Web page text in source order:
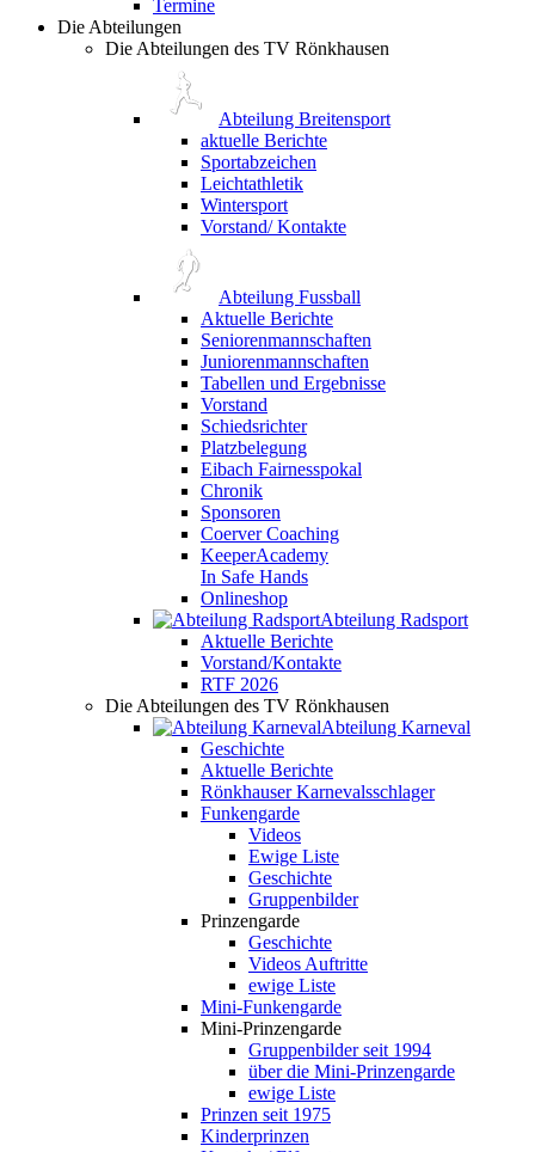
Termine
Die Abteilungen
Die Abteilungen des TV Rönkhausen
Abteilung Breitensport
aktuelle Berichte
Sportabzeichen
Leichtathletik
Wintersport
Vorstand/ Kontakte
Abteilung Fussball
Aktuelle Berichte
Seniorenmannschaften
Juniorenmannschaften
Tabellen und Ergebnisse
Vorstand
Schiedsrichter
Platzbelegung
Eibach Fairnesspokal
Chronik
Sponsoren
Coerver Coaching
KeeperAcademy
In Safe Hands
Onlineshop
Abteilung Radsport
Aktuelle Berichte
Vorstand/Kontakte
RTF 2026
Die Abteilungen des TV Rönkhausen
Abteilung Karneval
Geschichte
Aktuelle Berichte
Rönkhauser Karnevalsschlager
Funkengarde
Videos
Ewige Liste
Geschichte
Gruppenbilder
Prinzengarde
Geschichte
Videos Auftritte
ewige Liste
Mini-Funkengarde
Mini-Prinzengarde
Gruppenbilder seit 1994
über die Mini-Prinzengarde
ewige Liste
Prinzen seit 1975
Kinderprinzen